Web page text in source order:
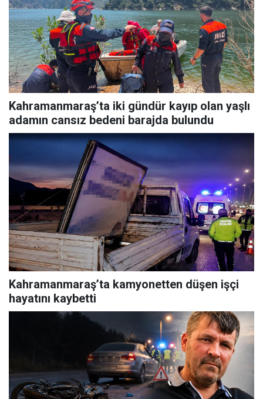
Kahramanmaraş’ta iki gündür kayıp olan yaşlı
adamın cansız bedeni barajda bulundu
Kahramanmaraş’ta kamyonetten düşen işçi
hayatını kaybetti